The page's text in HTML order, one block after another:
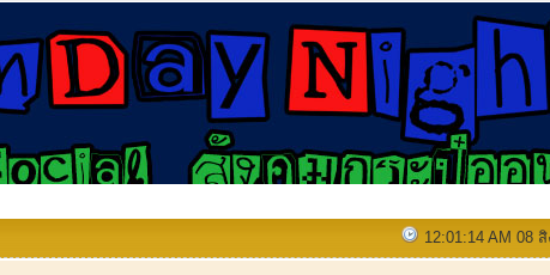
12:01:14 AM 08